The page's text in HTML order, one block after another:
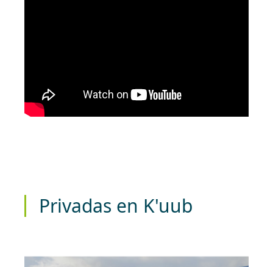
Privadas en K'uub